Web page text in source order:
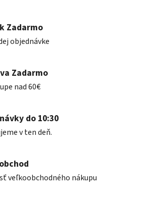
Zadarmo
objednávke
Zadarmo
nad 60€
do 10:30
v ten deň.
veľkoobchodného nákupu